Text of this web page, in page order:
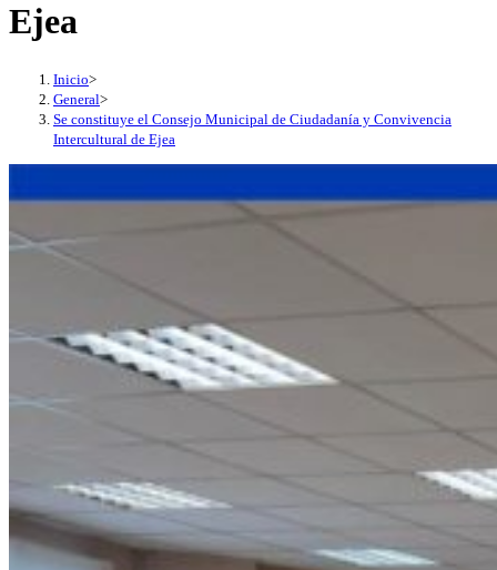
Ejea
Inicio>
General>
Se constituye el Consejo Municipal de Ciudadanía y Convivencia
Intercultural de Ejea